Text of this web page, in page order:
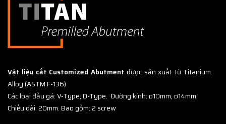
Vật liệu cắt Customized Abutmentđược sản xuất từ Titanium
Alloy (ASTM F-136)
Các loại đầu gá: V-Type, D-Type. Đường kính: ø10mm, ø14mm.
Chiều dài: 20mm. Bao gồm: 2 screw